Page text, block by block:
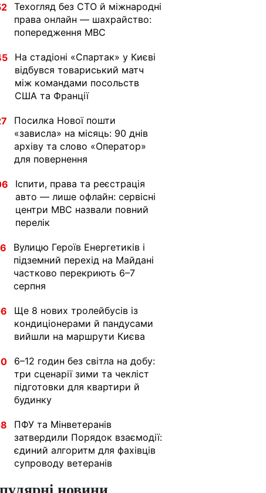
Техогляд без СТО й міжнародні
права онлайн — шахрайство:
попередження МВС
На стадіоні «Спартак» у Києві
відбувся товариський матч
між командами посольств
США та Франції
Посилка Нової пошти
«зависла» на місяць: 90 днів
архіву та слово «Оператор»
для повернення
Іспити, права та реєстрація
авто — лише офлайн: сервісні
центри МВС назвали повний
перелік
Вулицю Героїв Енергетиків і
підземний перехід на Майдані
частково перекриють 6–7
серпня
Ще 8 нових тролейбусів із
кондиціонерами й пандусами
вийшли на маршрути Києва
6–12 годин без світла на добу:
три сценарії зими та чекліст
підготовки для квартири й
будинку
ПФУ та Мінветеранів
затвердили Порядок взаємодії:
єдиний алгоритм для фахівців
супроводу ветеранів